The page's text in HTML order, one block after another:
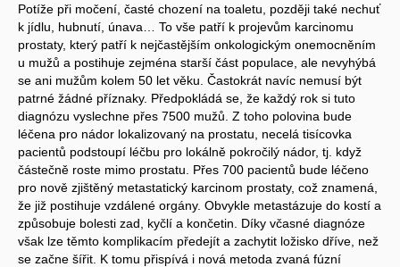
Potíže při močení, časté chození na toaletu, později také nechuť
k jídlu, hubnutí, únava… To vše patří k projevům karcinomu
prostaty, který patří k nejčastějším onkologickým onemocněním
u mužů a postihuje zejména starší část populace, ale nevyhýbá
se ani mužům kolem 50 let věku. Častokrát navíc nemusí být
patrné žádné příznaky. Předpokládá se, že každý rok si tuto
diagnózu vyslechne přes 7500 mužů. Z toho polovina bude
léčena pro nádor lokalizovaný na prostatu, necelá tisícovka
pacientů podstoupí léčbu pro lokálně pokročilý nádor, tj. když
částečně roste mimo prostatu. Přes 700 pacientů bude léčeno
pro nově zjištěný metastatický karcinom prostaty, což znamená,
že již postihuje vzdálené orgány. Obvykle metastázuje do kostí a
způsobuje bolesti zad, kyčlí a končetin. Díky včasné diagnóze
však lze těmto komplikacím předejít a zachytit ložisko dříve, než
se začne šířit. K tomu přispívá i nová metoda zvaná fúzní